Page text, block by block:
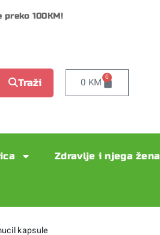
preko 100KM!
Traži 0 KM 0
Zdravlje i njega žena
kapsule